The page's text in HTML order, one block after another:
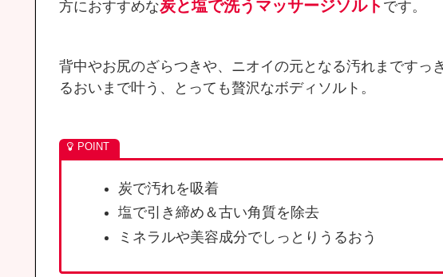
方におすすめな炭と塩で洗うマッサージソルト です。
背中やお尻のざらつきや、ニオイの元となる汚れまですっ
るおいまで叶う、とっても贅沢なボディソルト。
炭で汚れを吸着
塩で引き締め＆古い角質を除去
ミネラルや美容成分でしっとりうるおう